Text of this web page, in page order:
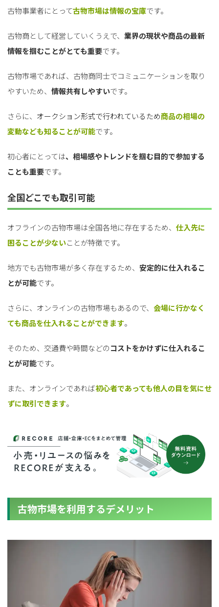
古物事業者にとって古物市場は情報の宝庫です。
古物商として経営していくうえで、 業界の現状や商品の最新
情報を掴むことがとても重要です。
古物市場であれば、古物商同士でコミュニケーションを取り
やすいため、 情報共有しやすいです。
さらに、 オークション形式で行われているため商品の相場の
変動なども知ることが可能です。
初心者にとっては、相場感やトレンドを掴む目的で参加する
ことも重要です。
全国どこでも取引可能
オフラインの古物市場は全国各地に存在するため、 仕入先に
困ることが少ないことが特徴です。
地方でも古物市場が多く存在するため、 安定的に仕入れるこ
とが可能です。
さらに、オンラインの古物市場もあるので、 会場に行かなく
ても商品を仕入れることができます。
そのため、交通費や時間などのコストをかけずに仕入れるこ
とが可能です。
また、オンラインであれば初心者であっても他人の目を気にせ
ずに取引できます。
古物市場を利用するデメリット